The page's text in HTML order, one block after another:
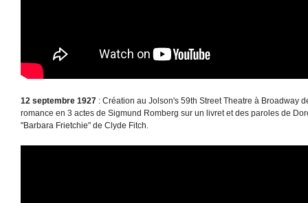
12 septembre 1927 : Création au Jolson's 59th Street Theatre à Broadway
romance en 3 actes de Sigmund Romberg sur un livret et des paroles de
"Barbara Frietchie" de Clyde Fitch.